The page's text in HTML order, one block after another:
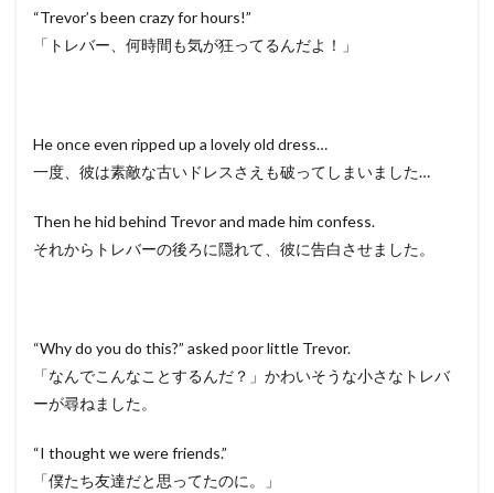
“Trevor’s been crazy for hours!”
「トレバー、何時間も気が狂ってるんだよ！」
He once even ripped up a lovely old dress…
一度、彼は素敵な古いドレスさえも破ってしまいました…
Then he hid behind Trevor and made him confess.
それからトレバーの後ろに隠れて、彼に告白させました。
“Why do you do this?” asked poor little Trevor.
「なんでこんなことするんだ？」かわいそうな小さなトレバ
ーが尋ねました。
“I thought we were friends.”
「僕たち友達だと思ってたのに。」